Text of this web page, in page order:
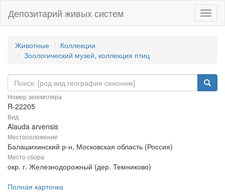
Депозитарий живых систем
Животные
Коллекции
Зоологический музей, коллекция птиц
Номер экземпляра
R-22205
Вид
Alauda arvensis
Местоположение
Балашихинский р-н, Московская область (Россия)
Место сбора
окр. г. Железнодорожный (дер. Темниково)
Полная карточка